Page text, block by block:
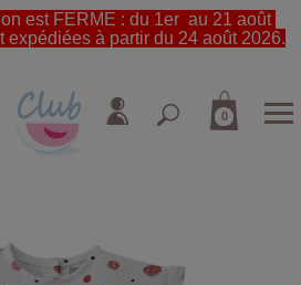
est FERME : du 1er au 21 août
expédiées à partir du 24 août 2026.
0